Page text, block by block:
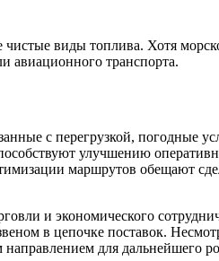
виды топлива. Хотя
авиационного транспорта.
с перегрузкой, погодные
улучшению
маршрутов обещают
и экономического
в цепочке поставок.
для дальнейшего